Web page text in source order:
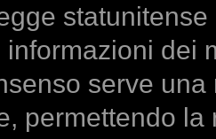
dei
serve
permettendo